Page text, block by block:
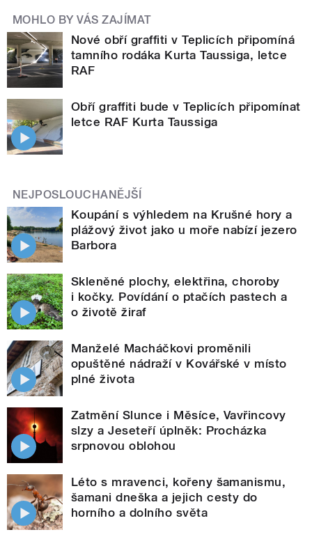
MOHLO BY VÁS ZAJÍMAT
Nové obří graffiti v Teplicích připomíná
tamního rodáka Kurta Taussiga, letce
RAF
Obří graffiti bude v Teplicích připomínat
letce RAF Kurta Taussiga
NEJPOSLOUCHANĚJŠÍ
Koupání s výhledem na Krušné hory a
plážový život jako u moře nabízí jezero
Barbora
Skleněné plochy, elektřina, choroby
i kočky. Povídání o ptačích pastech a
o životě žiraf
Manželé Macháčkovi proměnili
opuštěné nádraží v Kovářské v místo
plné života
Zatmění Slunce i Měsíce, Vavřincovy
slzy a Jeseteří úplněk: Procházka
srpnovou oblohou
Léto s mravenci, kořeny šamanismu,
šamani dneška a jejich cesty do
horního a dolního světa